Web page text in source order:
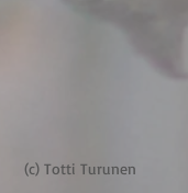
(c) Totti Turunen